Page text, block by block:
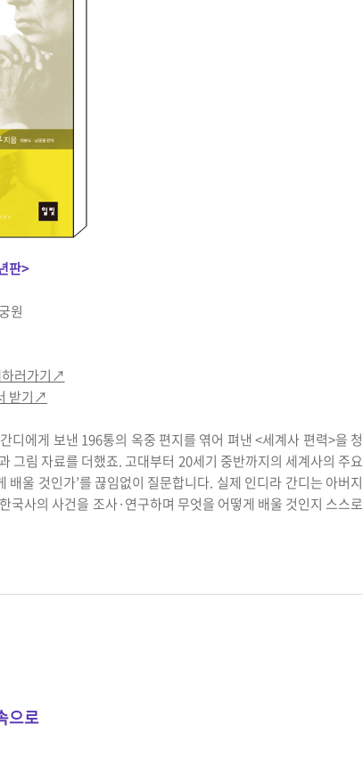
판>
원
하러가기↗
받기↗
디에게 보낸 196통의 옥중 편지를 엮어 펴낸 <세계사 편력>을 청
그림 자료를 더했죠. 고대부터 20세기 중반까지의 세계사의 주요
울 것인가’를 끊임없이 질문합니다. 실제 인디라 간디는 아버지
국사의 사건을 조사·연구하며 무엇을 어떻게 배울 것인지 스스로
으로